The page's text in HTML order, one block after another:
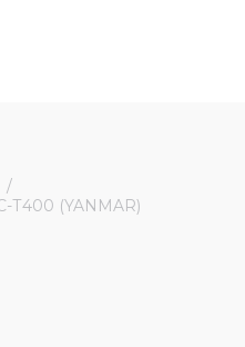
Т400 (YANMAR)